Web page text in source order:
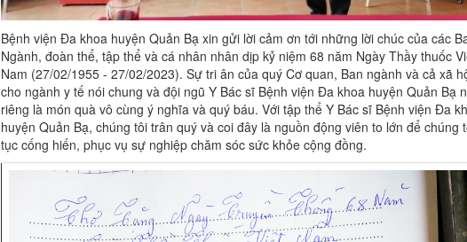
Bệnh viện Đa khoa huyện Quản Bạ xin gửi lời cảm ơn tới những lời chúc của các
Ngành, đoàn thể, tập thể và cá nhân nhân dịp kỷ niệm 68 năm Ngày Thầy thuốc
Nam (27/02/1955 - 27/02/2023). Sự tri ân của quý Cơ quan, Ban ngành và cả xã
cho ngành y tế nói chung và đội ngũ Y Bác sĩ Bệnh viện Đa khoa huyện Quản Bạ
riêng là món quà vô cùng ý nghĩa và quý báu. Với tập thể Y Bác sĩ Bệnh viện Đa
huyện Quản Bạ, chúng tôi trân quý và coi đây là nguồn động viên to lớn để chúng
tục cống hiến, phục vụ sự nghiệp chăm sóc sức khỏe cộng đồng.